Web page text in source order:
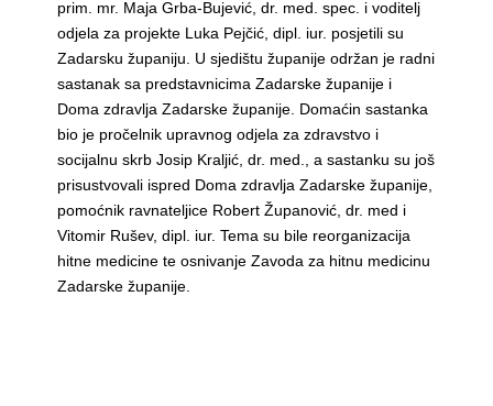
prim. mr. Maja Grba-Bujević, dr. med. spec. i voditelj
odjela za projekte Luka Pejčić, dipl. iur. posjetili su
Zadarsku županiju. U sjedištu županije održan je radni
sastanak sa predstavnicima Zadarske županije i
Doma zdravlja Zadarske županije. Domaćin sastanka
bio je pročelnik upravnog odjela za zdravstvo i
socijalnu skrb Josip Kraljić, dr. med., a sastanku su još
prisustvovali ispred Doma zdravlja Zadarske županije,
pomoćnik ravnateljice Robert Županović, dr. med i
Vitomir Rušev, dipl. iur. Tema su bile reorganizacija
hitne medicine te osnivanje Zavoda za hitnu medicinu
Zadarske županije.